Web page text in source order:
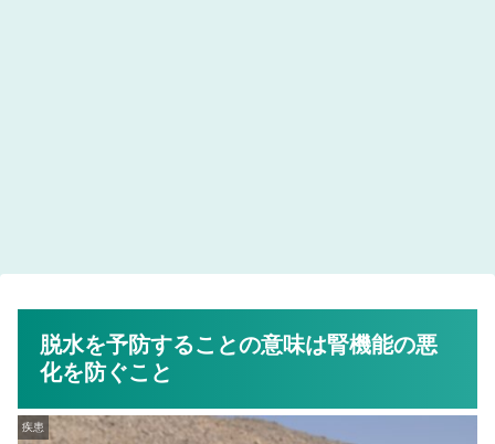
脱水を予防することの意味は腎機能の悪
化を防ぐこと
疾患